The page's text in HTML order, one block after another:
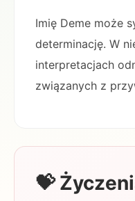
Imię Deme może
determinację. W
interpretacjach
związanych z
💝